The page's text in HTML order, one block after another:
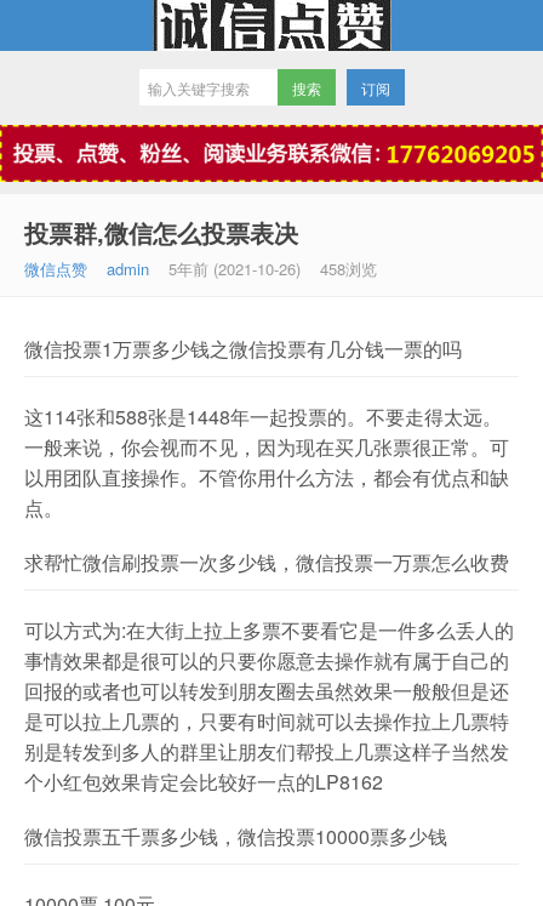
微信点赞
订阅
投票群,微信怎么投票表决
微信点赞 admin 5年前 (2021-10-26) 458浏览
微信投票1万票多少钱之微信投票有几分钱一票的吗
这114张和588张是1448年一起投票的。不要走得太远。
一般来说，你会视而不见，因为现在买几张票很正常。可
以用团队直接操作。不管你用什么方法，都会有优点和缺
点。
求帮忙微信刷投票一次多少钱，微信投票一万票怎么收费
可以方式为:在大街上拉上多票不要看它是一件多么丢人的
事情效果都是很可以的只要你愿意去操作就有属于自己的
回报的或者也可以转发到朋友圈去虽然效果一般般但是还
是可以拉上几票的，只要有时间就可以去操作拉上几票特
别是转发到多人的群里让朋友们帮投上几票这样子当然发
个小红包效果肯定会比较好一点的LP8162
微信投票五千票多少钱，微信投票10000票多少钱